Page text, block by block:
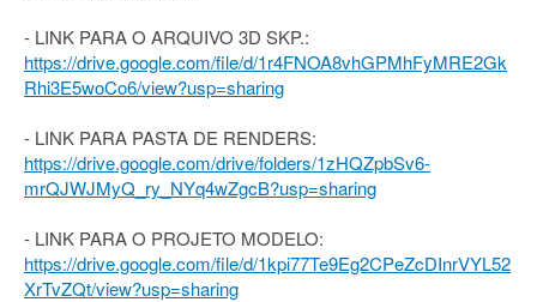
- LINK PARA O ARQUIVO 3D SKP.:
https://drive.google.com/file/d/1r4FNOA8vhGPMhFyMRE2Gk
Rhi3E5woCo6/view?usp=sharing
- LINK PARA PASTA DE RENDERS:
https://drive.google.com/drive/folders/1zHQZpbSv6-
mrQJWJMyQ_ry_NYq4wZgcB?usp=sharing
- LINK PARA O PROJETO MODELO:
https://drive.google.com/file/d/1kpi77Te9Eg2CPeZcDInrVYL52
XrTvZQt/view?usp=sharing